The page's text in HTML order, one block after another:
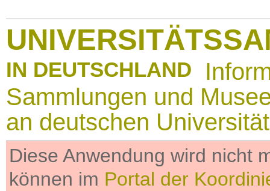
IN DEUTSCHLAND
Sammlungen und
an deutschen
Diese Anwendung wird nicht
können im Portal der